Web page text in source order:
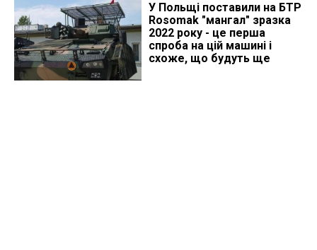
У Польщі поставили на БТР
Rosomak "мангал" зразка
2022 року - це перша
спроба на цій машині і
схоже, що будуть ще